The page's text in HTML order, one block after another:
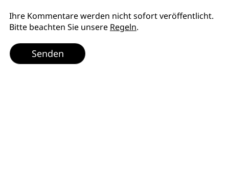
Ihre Kommentare werden nicht sofort veröffentlicht.
Bitte beachten Sie unsere Regeln.
Senden